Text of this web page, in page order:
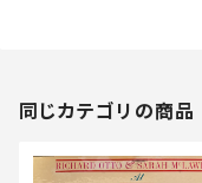
同じカテゴリの商品